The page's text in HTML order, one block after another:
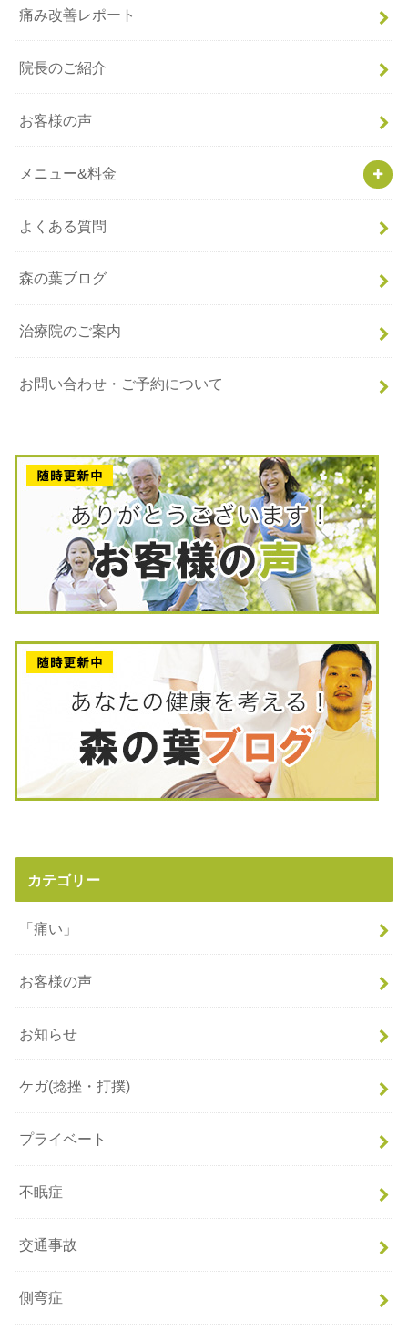
痛み改善レポート
院長のご紹介
お客様の声
メニュー&料金
よくある質問
森の葉ブログ
治療院のご案内
お問い合わせ・ご予約について
カテゴリー
「痛い」
お客様の声
お知らせ
ケガ(捻挫・打撲)
プライベート
不眠症
交通事故
側弯症